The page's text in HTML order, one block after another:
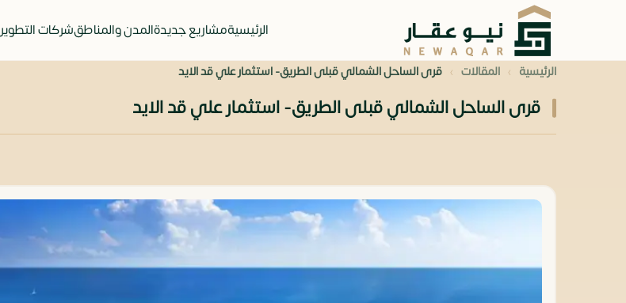
الرئيسيةمشاريع جديدةالمدن والمناطقشركات التطوير
الرئيسية › المقالات › قرى الساحل الشمالي قبلى الطريق- استثمار علي قد الايد
قرى الساحل الشمالي قبلى الطريق- استثمار علي قد الايد